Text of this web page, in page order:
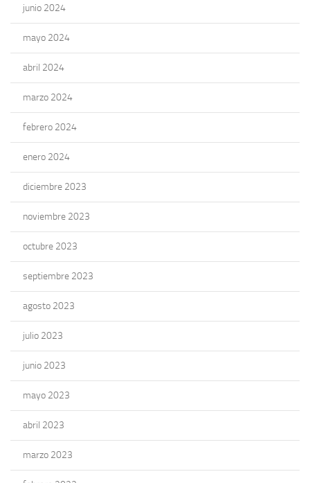
junio 2024
mayo 2024
abril 2024
marzo 2024
febrero 2024
enero 2024
diciembre 2023
noviembre 2023
octubre 2023
septiembre 2023
agosto 2023
julio 2023
junio 2023
mayo 2023
abril 2023
marzo 2023